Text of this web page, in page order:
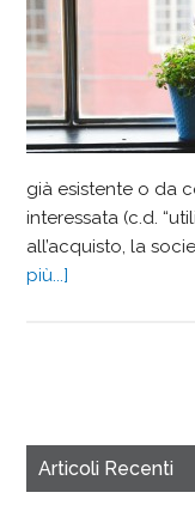
già esistente o da
interessata (c.d.
all’acquisto, la
più...]
Articoli Recenti